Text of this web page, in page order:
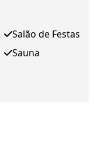
Salão de Festas
Sauna